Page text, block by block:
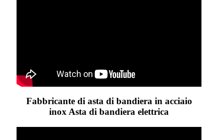
Fabbricante di asta di bandiera in acciaio
inox Asta di bandiera elettrica